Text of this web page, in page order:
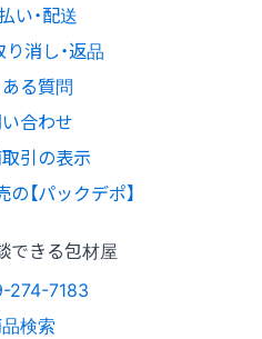
い・配送
消し・返品
る質問
合わせ
引の表示
【パックデポ】
できる包材屋
検索